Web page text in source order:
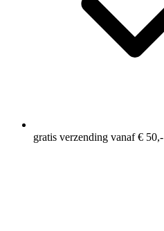
gratis verzending vanaf € 50,-